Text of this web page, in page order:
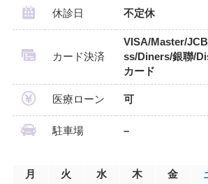
休診日 不定休
カード決済
VISA/Master/
ss/Diners/銀聯/
カード
医療ローン 可
駐車場 –
月 火 水 木 金